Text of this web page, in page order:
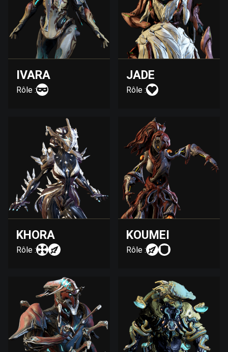
IVARA
Rôle :
JADE
Rôle :
KHORA
Rôle :
KOUMEI
Rôle :